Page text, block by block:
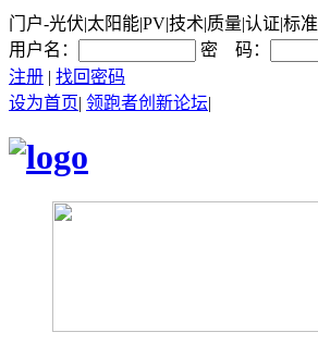
门户-光伏|太阳能|PV|技术|质量|认证|标准
用户名：
密 码：
注册 | 找回密码
设为首页| 领跑者创新论坛|